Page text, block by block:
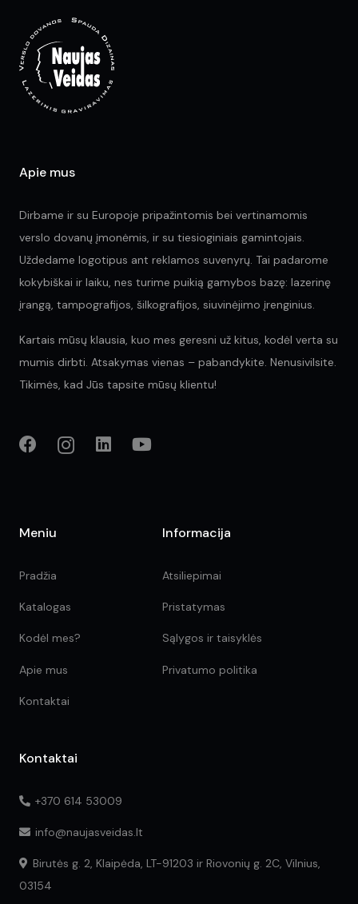
Apie mus
Dirbame ir su Europoje pripažintomis bei vertinamomis
verslo dovanų įmonėmis, ir su tiesioginiais gamintojais.
Uždedame logotipus ant reklamos suvenyrų. Tai padarome
kokybiškai ir laiku, nes turime puikią gamybos bazę: lazerinę
įrangą, tampografijos, šilkografijos, siuvinėjimo įrenginius.
Kartais mūsų klausia, kuo mes geresni už kitus, kodėl verta su
mumis dirbti. Atsakymas vienas – pabandykite. Nenusivilsite.
Tikimės, kad Jūs tapsite mūsų klientu!
Meniu
Pradžia
Katalogas
Kodėl mes?
Apie mus
Kontaktai
Informacija
Atsiliepimai
Pristatymas
Sąlygos ir taisyklės
Privatumo politika
Kontaktai
+370 614 53009
info@naujasveidas.lt
Birutės g. 2, Klaipėda, LT-91203 ir Riovonių g. 2C, Vilnius,
03154